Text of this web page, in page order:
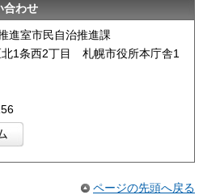
合わせ
進室市民自治推進課
1条西2丁目 札幌市役所本庁舎1
ページの先頭へ戻る